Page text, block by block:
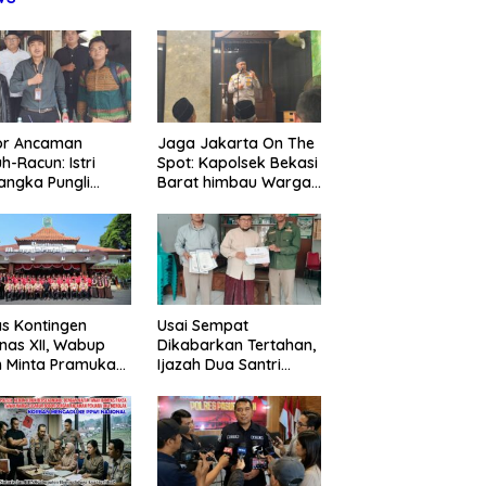
Ancaman
Racun: Istri
Pungli
G Mengaku
Kadis
Jaga Jakarta On The
Spot: Kapolsek Bekasi
Barat himbau Warga
Tawuran Usai Sholat
Jumat
Kontingen
XII, Wabup
Minta Pramuka
Usai Sempat
Dikabarkan Tertahan,
Ijazah Dua Santri
Secara Cuma-cuma